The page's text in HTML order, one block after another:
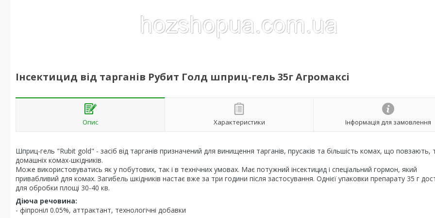
Інсектицид від тарганів Рубит Голд шприц-гель 35г Агромаксі
Опис Характеристики Інформація для замовлення
Шприц-гель "Rubit gold" - засіб від тарганів призначений для винищення тарганів, прусаків та більшість комах, що повзають,
домашніх комах-шкідників.
Може використовуватись як у побутових, так і в технічних умовах. Має потужний інсектицид і спеціальний гормон, який
привабливий для комах. Загибель шкідників настає вже за три години після застосування. Однієї упаковки препарату 35 г
для обробки площі 30-40 кв.
Діюча речовина:
- фіпроніл 0.05%, аттрактант, технологічні добавки